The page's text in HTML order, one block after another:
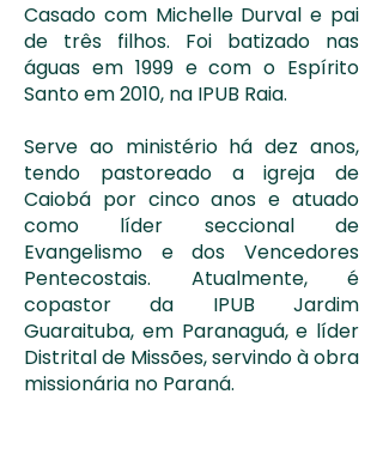
Casado com Michelle Durval e pai
de três filhos. Foi batizado nas
águas em 1999 e com o Espírito
Santo em 2010, na IPUB Raia.
Serve ao ministério há dez anos,
tendo pastoreado a igreja de
Caiobá por cinco anos e atuado
como líder seccional de
Evangelismo e dos Vencedores
Pentecostais. Atualmente, é
copastor da IPUB Jardim
Guaraituba, em Paranaguá, e líder
Distrital de Missões, servindo à obra
missionária no Paraná.